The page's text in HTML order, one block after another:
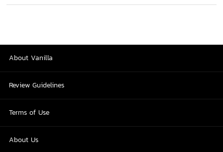
About Vanilla
Review Guidelines
Terms of Use
About Us